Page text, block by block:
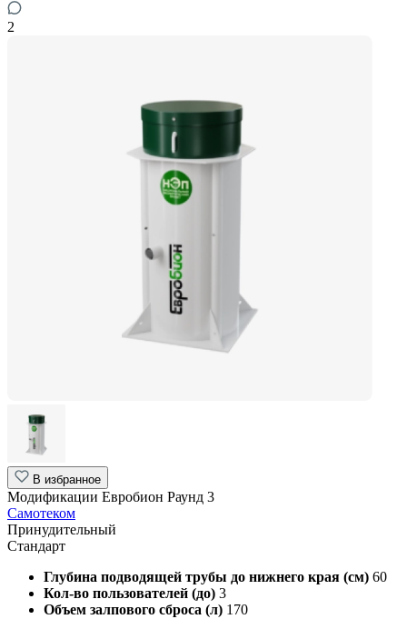
2
В избранное
Модификации Евробион Раунд 3
Самотеком
Принудительный
Стандарт
Глубина подводящей трубы до нижнего края (см) 60
Кол-во пользователей (до) 3
Объем залпового сброса (л) 170